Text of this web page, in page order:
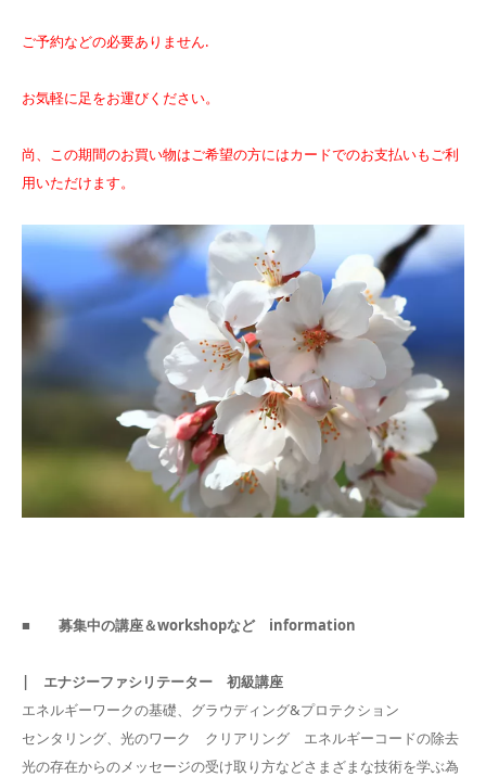
ご予約などの必要ありません.
お気軽に足をお運びください。
尚、この期間のお買い物はご希望の方にはカードでのお支払いもご利
用いただけます。
■ 募集中の講座＆workshopなど information
| エナジーファシリテーター 初級講座
エネルギーワークの基礎、グラウディング&プロテクション
センタリング、光のワーク クリアリング エネルギーコードの除去
光の存在からのメッセージの受け取り方などさまざまな技術を学ぶ為